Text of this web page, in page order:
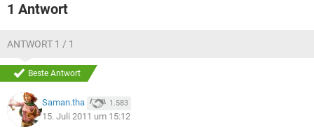
1 Antwort
ANTWORT 1 / 1
Beste Antwort
Saman.tha 1.583
15. Juli 2011 um 15:12